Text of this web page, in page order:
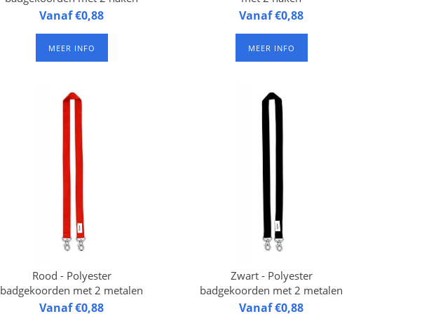
20 mm breed, 90 cm lang,
Verpakt per 50 stuks
Vanaf €0,88
MEER INFO
20 mm breed, 90 cm lang,
Verpakt per 50 stuks.
Vanaf €0,88
MEER INFO
Rood - Polyester
badgekoorden met 2 metalen
haken
20 mm breed, 90 cm lang,
Vanaf €0,88
Zwart - Polyester
badgekoorden met 2 metalen
haken
20 mm breed, 90 cm lang,
Vanaf €0,88